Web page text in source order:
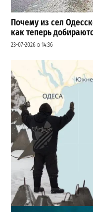
Почему из сел
как теперь
23-07-2026 в 14:36